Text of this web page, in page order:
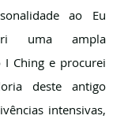
ao Eu
uma ampla
Ching e procurei
deste antigo
intensivas,